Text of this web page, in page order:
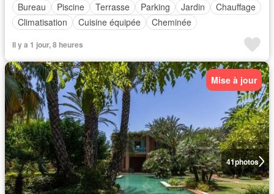
Bureau
Piscine Terrasse Parking Jardin
Chauffage
Climatisation
Cuisine équipée Cheminée
Il y a 1 jour, 8 heures
41photos
Mise à jour